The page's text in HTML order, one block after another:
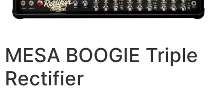
MESA BOOGIE Triple
Rectifier